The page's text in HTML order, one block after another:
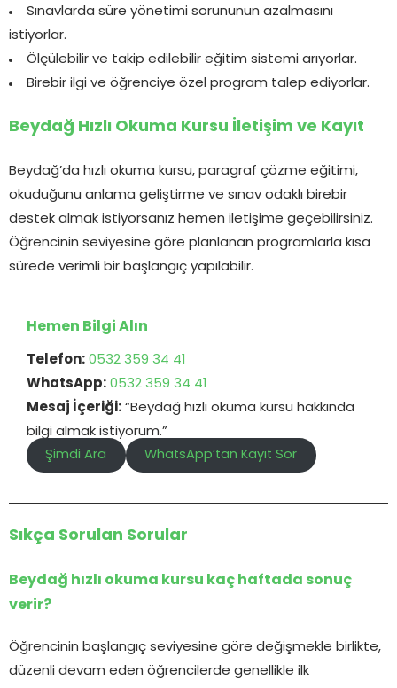
Sınavlarda süre yönetimi sorununun azalmasını
istiyorlar.
Ölçülebilir ve takip edilebilir eğitim sistemi arıyorlar.
Birebir ilgi ve öğrenciye özel program talep ediyorlar.
Beydağ Hızlı Okuma Kursu İletişim ve Kayıt
Beydağ’da hızlı okuma kursu, paragraf çözme eğitimi,
okuduğunu anlama geliştirme ve sınav odaklı birebir
destek almak istiyorsanız hemen iletişime geçebilirsiniz.
Öğrencinin seviyesine göre planlanan programlarla kısa
sürede verimli bir başlangıç yapılabilir.
Hemen Bilgi Alın
Telefon: 0532 359 34 41
WhatsApp: 0532 359 34 41
Mesaj İçeriği: “Beydağ hızlı okuma kursu hakkında
bilgi almak istiyorum.”
Şimdi Ara
WhatsApp’tan Kayıt Sor
Sıkça Sorulan Sorular
Beydağ hızlı okuma kursu kaç haftada sonuç
verir?
Öğrencinin başlangıç seviyesine göre değişmekle birlikte,
düzenli devam eden öğrencilerde genellikle ilk